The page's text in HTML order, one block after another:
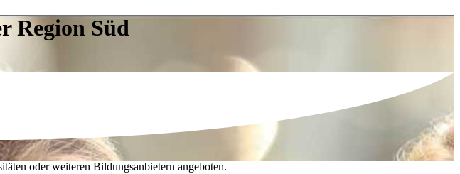
Region Süd
oder weiteren Bildungsanbietern angeboten.